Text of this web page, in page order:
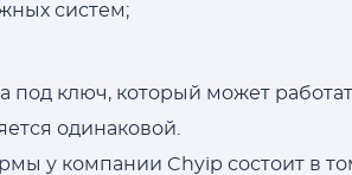
систем;
под ключ, который может
одинаковой.
у компании Chyip состоит в